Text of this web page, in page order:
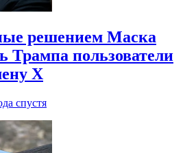
решением Маска
Трампа пользователи
X
спустя